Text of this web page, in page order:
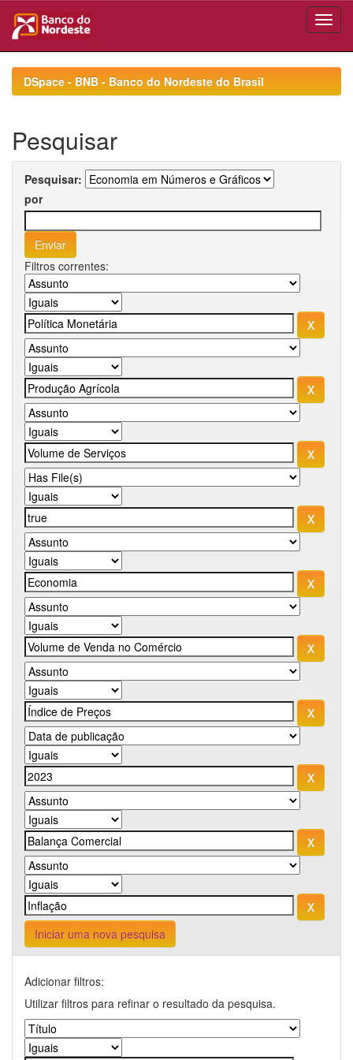
navigationDSpace - BNB - Banco do Nordeste do Brasil
Pesquisar
Pesquisar:
por
Filtros correntes:
Iniciar uma nova pesquisa
Adicionar filtros:
Utilizar filtros para refinar o resultado da pesquisa.